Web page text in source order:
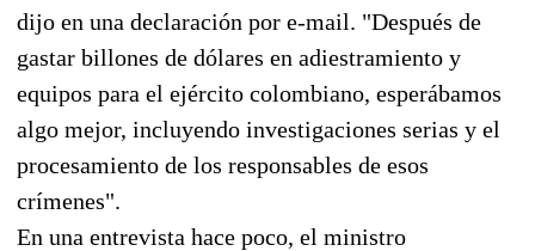
dijo en una declaración por e-mail. "Después de
gastar billones de dólares en adiestramiento y
equipos para el ejército colombiano, esperábamos
algo mejor, incluyendo investigaciones serias y el
procesamiento de los responsables de esos
crímenes".
En una entrevista hace poco, el ministro